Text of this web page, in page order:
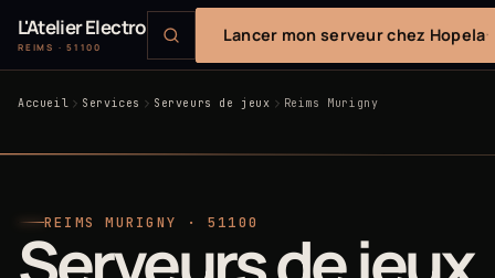
L'Atelier Electro
REIMS · 51100
Lancer mon serveur chez Hopela
Accueil Services Serveurs de jeux Reims Murigny
REIMS MURIGNY · 51100